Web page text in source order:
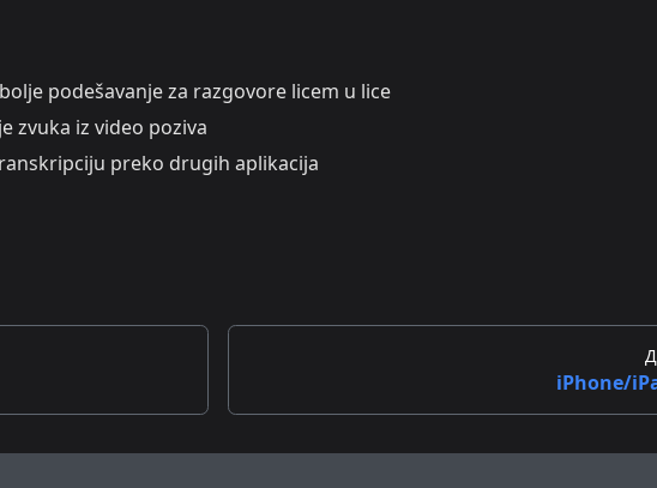
podešavanje za razgovore licem u lice
zvuka iz video poziva
preko drugih aplikacija
iPhone/